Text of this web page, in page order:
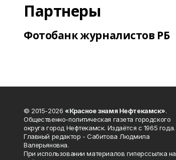
Партнеры
Фотобанк журналистов РБ
© 2015-2026 «Красное знамя Нефтекамск».
Общественно-политическая газета городского
округа город Нефтекамск. Издаётся с 1965 года.
Главный редактор - Сабитова Людмила
Валерьяновна.
При использовании материалов гиперссылка на